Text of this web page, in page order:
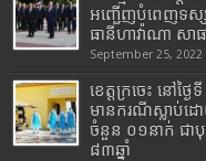
អញ្ជើញបំពេញទស្សន
ធានីហាវ៉ាណា សា
September 25, 2022
ខេត្តក្រចេះ នៅថ្ង
មានករណីស្លាប់ដ
ចំនួន ០១នាក់ ជាបុ
៨៣ឆ្នាំ